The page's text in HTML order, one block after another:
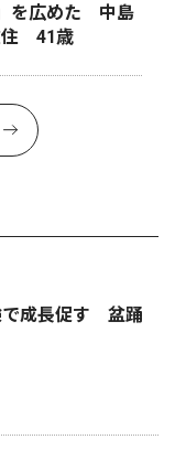
を広めた 中島
住 41歳
成長促す 盆踊